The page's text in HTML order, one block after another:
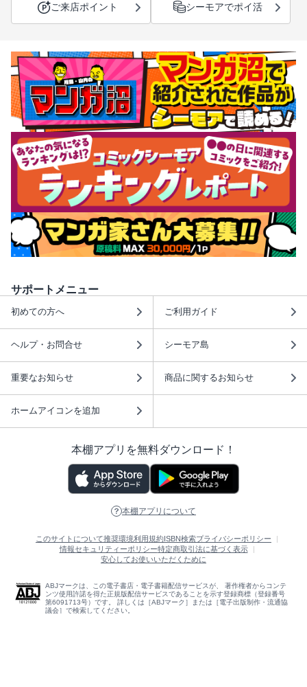
ご来店ポイント シーモアでポイ活
サポートメニュー
初めての方へ ご利用ガイド
ヘルプ・お問合せ シーモア島
重要なお知らせ 商品に関するお知らせ
ホームアイコンを追加
本棚アプリを無料ダウンロード！
本棚アプリについて
このサイトについて推奨環境利用規約ISBN検索プライバシーポリシー
情報セキュリティーポリシー特定商取引法に基づく表示
安心してお使いいただくために
ABJマークは、この電子書店・電子書籍配信サービスが、 著作権者からコンテ
ンツ使用許諾を得た正規版配信サービスであることを示す登録商標（登録番号
第6091713号）です。 詳しくは［ABJマーク］または［電子出版制作・流通協
議会］で検索してください。